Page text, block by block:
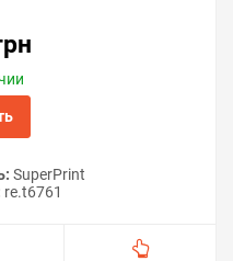
SuperPrint
re.t6761